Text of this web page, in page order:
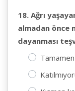
18. Ağrı
almadan önce
dayanması
Tamamen